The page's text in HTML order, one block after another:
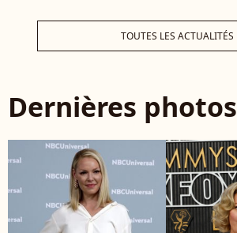
TOUTES LES ACTUALITÉS
Dernières photos